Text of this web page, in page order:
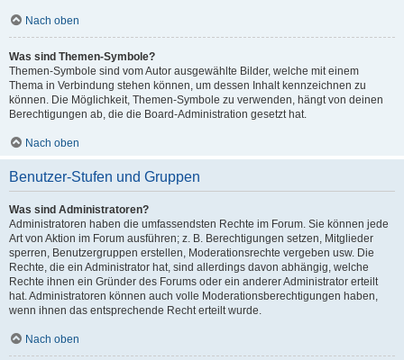
Nach oben
Was sind Themen-Symbole?
Themen-Symbole sind vom Autor ausgewählte Bilder, welche mit einem
Thema in Verbindung stehen können, um dessen Inhalt kennzeichnen zu
können. Die Möglichkeit, Themen-Symbole zu verwenden, hängt von deinen
Berechtigungen ab, die die Board-Administration gesetzt hat.
Nach oben
Benutzer-Stufen und Gruppen
Was sind Administratoren?
Administratoren haben die umfassendsten Rechte im Forum. Sie können jede
Art von Aktion im Forum ausführen; z. B. Berechtigungen setzen, Mitglieder
sperren, Benutzergruppen erstellen, Moderationsrechte vergeben usw. Die
Rechte, die ein Administrator hat, sind allerdings davon abhängig, welche
Rechte ihnen ein Gründer des Forums oder ein anderer Administrator erteilt
hat. Administratoren können auch volle Moderationsberechtigungen haben,
wenn ihnen das entsprechende Recht erteilt wurde.
Nach oben